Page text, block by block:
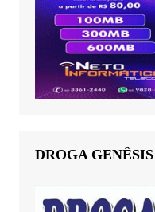
DROGA GENÊSIS